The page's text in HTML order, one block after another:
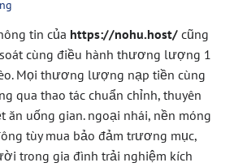
tin của https://nohu.host/ cũng
cùng điều hành thương lượng 1
Mọi thương lượng nạp tiền cùng
qua thao tác chuẩn chỉnh, thuyên
ăn uống gian. ngoại nhái, nền móng
tùy mua bảo đảm trương mục,
trong gia đình trải nghiệm kích